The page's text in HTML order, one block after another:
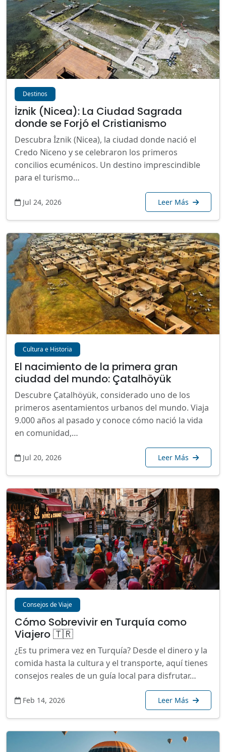
Destinos
İznik (Nicea): La Ciudad Sagrada
donde se Forjó el Cristianismo
Descubra İznik (Nicea), la ciudad donde nació el
Credo Niceno y se celebraron los primeros
concilios ecuménicos. Un destino imprescindible
para el turismo…
Jul 24, 2026 Leer Más
Cultura e Historia
El nacimiento de la primera gran
ciudad del mundo: Çatalhöyük
Descubre Çatalhöyük, considerado uno de los
primeros asentamientos urbanos del mundo. Viaja
9.000 años al pasado y conoce cómo nació la vida
en comunidad,…
Jul 20, 2026 Leer Más
Consejos de Viaje
Cómo Sobrevivir en Turquía como
Viajero 🇹🇷
¿Es tu primera vez en Turquía? Desde el dinero y la
comida hasta la cultura y el transporte, aquí tienes
consejos reales de un guía local para disfrutar…
Feb 14, 2026 Leer Más